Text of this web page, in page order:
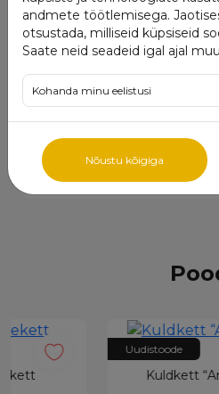
Saatmine
andmete töötlemisega.
otsustada, milliseid küpsiseid
Saate neid seadeid igal ajal
Kohanda minu eelistusi
Nõustu kõigiga